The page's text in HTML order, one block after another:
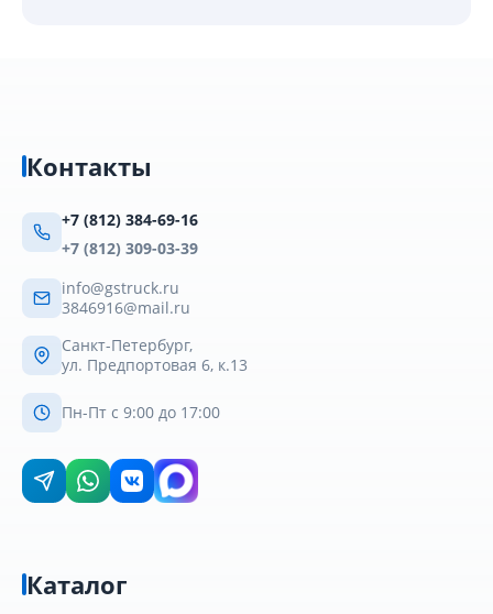
Контакты
+7 (812) 384-69-16
+7 (812) 309-03-39
info@gstruck.ru
3846916@mail.ru
Санкт-Петербург,
ул. Предпортовая 6, к.13
Пн-Пт с 9:00 до 17:00
Каталог